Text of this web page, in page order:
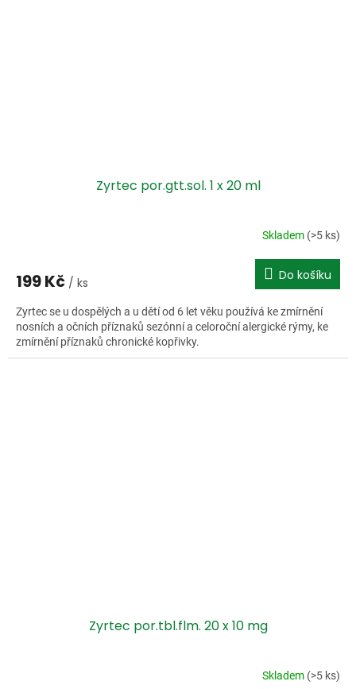
Zyrtec por.gtt.sol. 1 x 20 ml
Skladem (>5 ks)
199 Kč / ks Do košíku
Zyrtec se u dospělých a u dětí od 6 let věku používá ke zmírnění
nosních a očních příznaků sezónní a celoroční alergické rýmy, ke
zmírnění příznaků chronické kopřivky.
Zyrtec por.tbl.flm. 20 x 10 mg
Skladem (>5 ks)